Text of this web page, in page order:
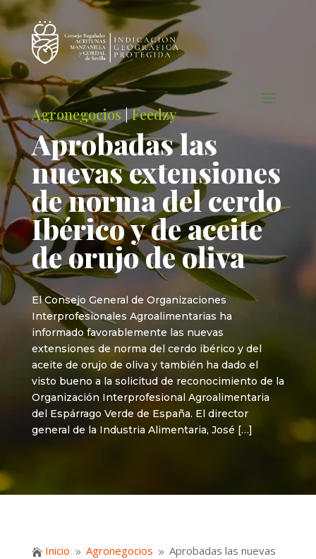
Agronegocios|Feedzy
Aprobadas las
nuevas extensiones
de norma del cerdo
Ibérico y de aceite
de orujo de oliva
El Consejo General de Organizaciones
Interprofesionales Agroalimentarias ha
informado favorablemente las nuevas
extensiones de norma del cerdo ibérico y del
aceite de orujo de oliva y también ha dado el
visto bueno a la solicitud de reconocimiento de la
Organización Interprofesional Agroalimentaria
del Espárrago Verde de España. El director
general de la Industria Alimentaria, José […]
 Inicio 9 Agronegocios 9 Aprobadas las nuevas